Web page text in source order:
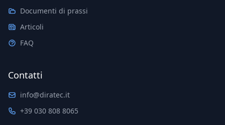
Documenti di prassi
Articoli
FAQ
Contatti
info@diratec.it
+39 030 808 8065